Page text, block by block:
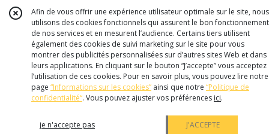
Afin de vous offrir une expérience utilisateur optimale sur le site, nous
utilisons des cookies fonctionnels qui assurent le bon fonctionnement
de nos services et en mesurent l’audience. Certains tiers utilisent
également des cookies de suivi marketing sur le site pour vous
montrer des publicités personnalisées sur d’autres sites Web et dans
leurs applications. En cliquant sur le bouton “J’accepte” vous acceptez
l’utilisation de ces cookies. Pour en savoir plus, vous pouvez lire notre
page “Informations sur les cookies” ainsi que notre “Politique de
confidentialité“. Vous pouvez ajuster vos préférences ici.
je n'accepte pas J'ACCEPTE